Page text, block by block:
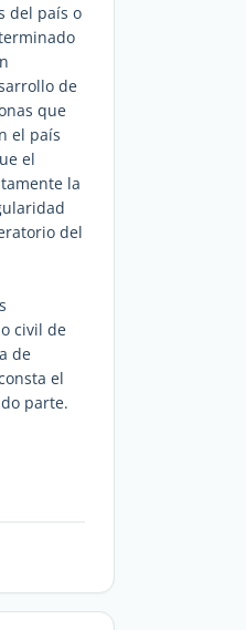
del país o
de
que
el país
el
la
del
civil de
de
el
parte.